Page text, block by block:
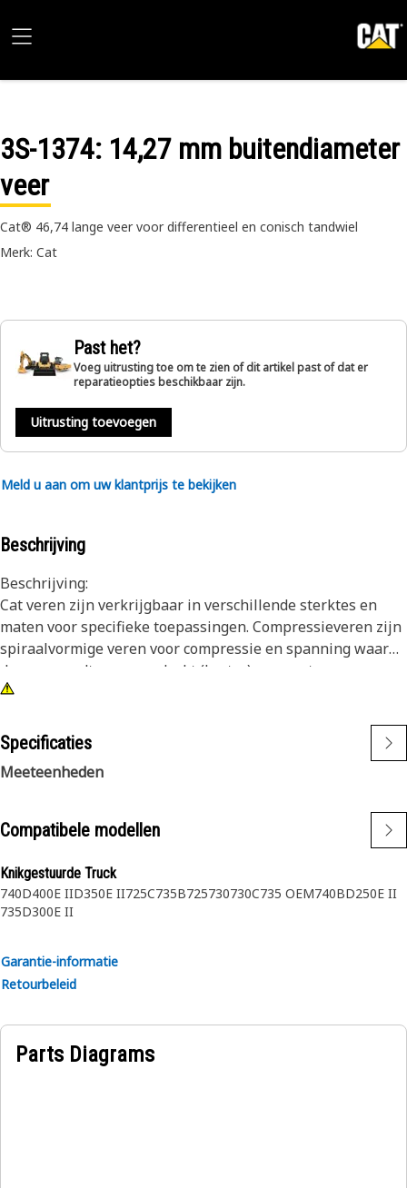
3S-1374: 14,27 mm buitendiameter
veer
Cat® 46,74 lange veer voor differentieel en conisch tandwiel
Merk: Cat
Past het?
Voeg uitrusting toe om te zien of dit artikel past of dat er
reparatieopties beschikbaar zijn.
Uitrusting toevoegen
Meld u aan om uw klantprijs te bekijken
Beschrijving
Beschrijving:
Cat veren zijn verkrijgbaar in verschillende sterktes en
maten voor specifieke toepassingen. Compressieveren zijn
spiraalvormige veren voor compressie en spanning waarbij
de veer wordt samengedrukt (korter) naarmate er meer
gewicht wordt uitgeoefend.
Specificaties
Meeteenheden
Compatibele modellen
Knikgestuurde Truck
740D400E IID350E II725C735B725730730C735 OEM740BD250E II
735D300E II
Garantie-informatie
Retourbeleid
Parts Diagrams